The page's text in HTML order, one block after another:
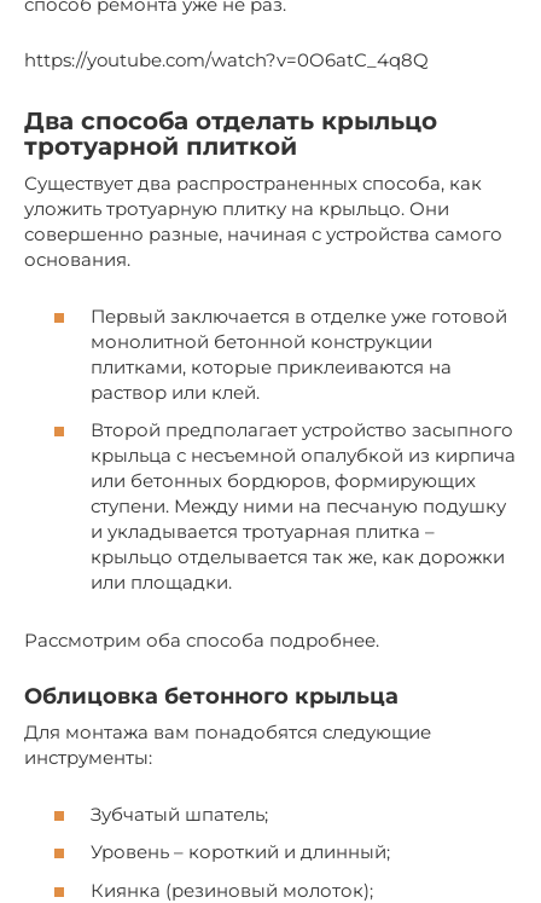
https://youtube.com/watch?v=0O6atC_4q8Q
Два способа отделать крыльцо
тротуарной плиткой
Существует два распространенных способа, как
уложить тротуарную плитку на крыльцо. Они
совершенно разные, начиная с устройства самого
основания.
Первый заключается в отделке уже готовой
монолитной бетонной конструкции
плитками, которые приклеиваются на
раствор или клей.
Второй предполагает устройство засыпного
крыльца с несъемной опалубкой из кирпича
или бетонных бордюров, формирующих
ступени. Между ними на песчаную подушку
и укладывается тротуарная плитка –
крыльцо отделывается так же, как дорожки
или площадки.
Рассмотрим оба способа подробнее.
Облицовка бетонного крыльца
Для монтажа вам понадобятся следующие
инструменты:
Зубчатый шпатель;
Уровень – короткий и длинный;
Киянка (резиновый молоток);